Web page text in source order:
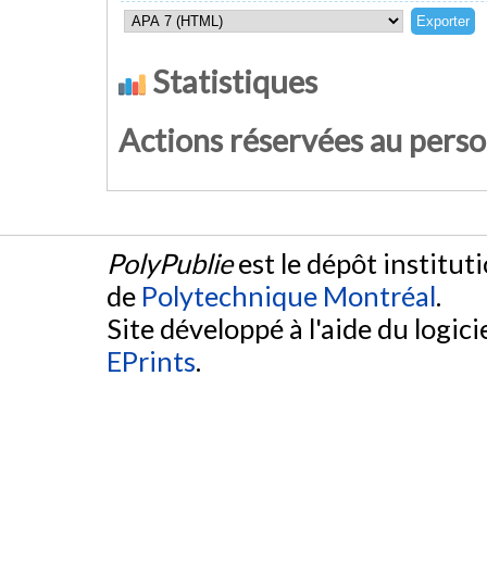
Statistiques
Actions réservées au
PolyPublieest le dépôt
de Polytechnique Montréal.
Site développé à l'aide du
EPrints.